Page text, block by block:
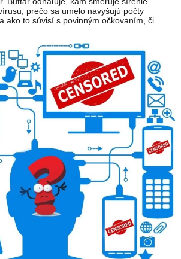
prečo sa umelo navyšujú počty
ako to súvisí s povinným očkovaním, či